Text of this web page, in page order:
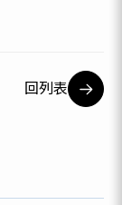
回列表